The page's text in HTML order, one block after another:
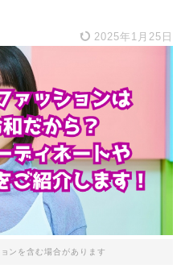
2025年1月25日
ンを含む場合があります